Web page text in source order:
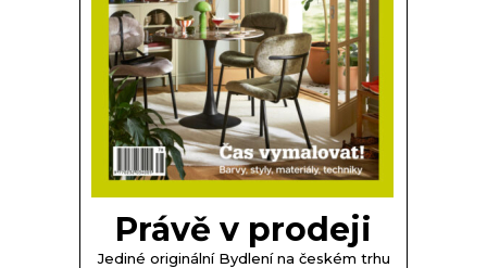
Právě v prodeji
Jediné originální Bydlení na českém trhu